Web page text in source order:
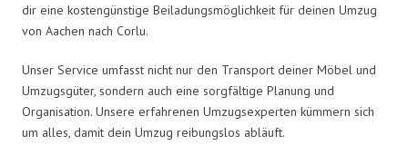
dir eine kostengünstige Beiladungsmöglichkeit für deinen Umzug
von Aachen nach Corlu.
Unser Service umfasst nicht nur den Transport deiner Möbel und
Umzugsgüter, sondern auch eine sorgfältige Planung und
Organisation. Unsere erfahrenen Umzugsexperten kümmern sich
um alles, damit dein Umzug reibungslos abläuft.